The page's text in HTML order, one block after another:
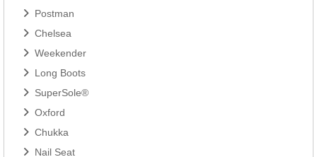
Postman
Chelsea
Weekender
Long Boots
SuperSole®
Oxford
Chukka
Nail Seat